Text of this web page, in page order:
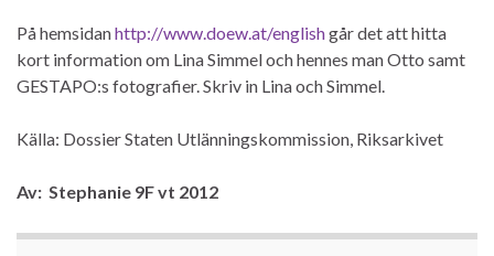
På hemsidanhttp://www.doew.at/englishgår det att hitta
kort information om Lina Simmel och hennes man Otto samt
GESTAPO:s fotografier. Skriv in Lina och Simmel.
Källa: Dossier Staten Utlänningskommission, Riksarkivet
Av: Stephanie 9F vt 2012